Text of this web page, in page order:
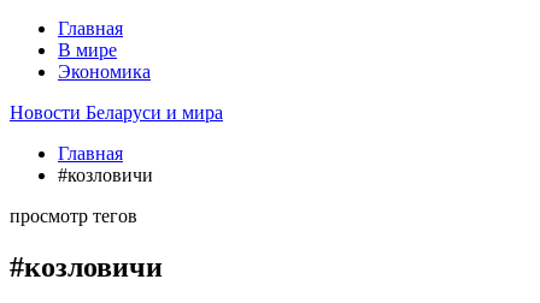
Главная
В мире
Экономика
Новости Беларуси и мира
Главная
#козловичи
просмотр тегов
#козловичи